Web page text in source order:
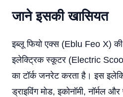
जाने इसकी खासियत
इब्लू फियो एक्स (Eblu Feo X) की
इलेक्ट्रिक स्कूटर (Electric
का टॉर्क जनरेट करता है। इस
ड्राइविंग मोड, इकोनॉमी, नॉर्मल